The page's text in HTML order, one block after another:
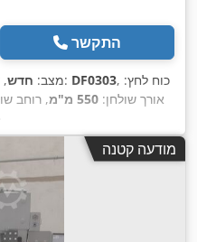
התקשר
מצב: חדש, , מספר מכונה/רכב: DF0303 , כוח לחץ:
, אורך שולחן: 550 מ"מ , רוחב
מודעה קטנה